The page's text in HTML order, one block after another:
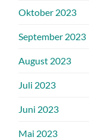
Oktober 2023
September 2023
August 2023
Juli 2023
Juni 2023
Mai 2023